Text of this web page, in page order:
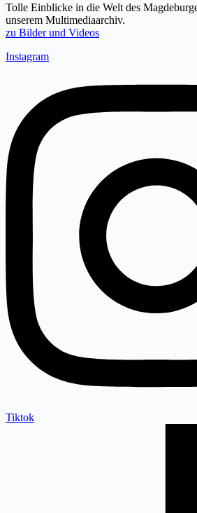
Tolle Einblicke in die Welt des
unserem Multimediaarchiv.
zu Bilder und Videos
Instagram
Tiktok